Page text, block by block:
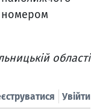
номером
області
Увійти